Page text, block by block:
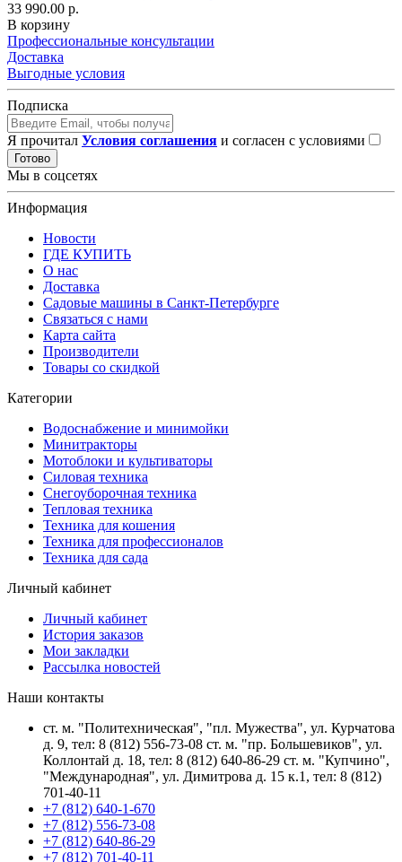
33 990.00 р.
В корзину
Профессиональные консультации
Доставка
Выгодные условия
Подписка
Я прочитал Условия соглашения и согласен с условиями
Готово
Мы в соцсетях
Информация
Новости
ГДЕ КУПИТЬ
О нас
Доставка
Садовые машины в Санкт-Петербурге
Связаться с нами
Карта сайта
Производители
Товары со скидкой
Категории
Водоснабжение и минимойки
Минитракторы
Мотоблоки и культиваторы
Силовая техника
Снегоуборочная техника
Тепловая техника
Техника для кошения
Техника для профессионалов
Техника для сада
Личный кабинет
Личный кабинет
История заказов
Мои закладки
Рассылка новостей
Наши контакты
ст. м. "Политехническая", "пл. Мужества", ул. Курчатова
д. 9, тел: 8 (812) 556-73-08 ст. м. "пр. Большевиков", ул.
Коллонтай д. 18, тел: 8 (812) 640-86-29 ст. м. "Купчино",
"Международная", ул. Димитрова д. 15 к.1, тел: 8 (812)
701-40-11
+7 (812) 640-1-670
+7 (812) 556-73-08
+7 (812) 640-86-29
+7 (812) 701-40-11